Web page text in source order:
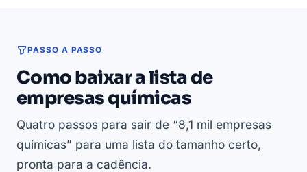
PASSO A PASSO
Como baixar a lista de
empresas químicas
Quatro passos para sair de “8,1 mil empresas
químicas” para uma lista do tamanho certo,
pronta para a cadência.